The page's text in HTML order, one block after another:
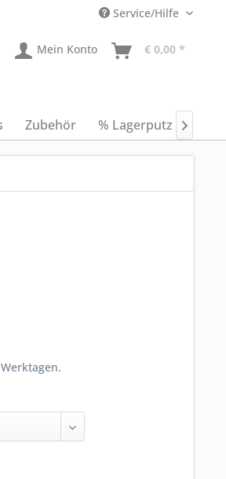
Service/Hilfe
Mein Konto € 0,00 *
Zubehör % Lagerputz %
